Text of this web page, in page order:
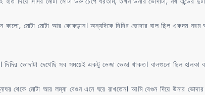
কালো, মোটা মোটা আর কোকড়ান। অন্যদিকে দিদির ভোদার বাল ছিল একদম
ভোদাটা দেখেছি সব সময়েই একটু ভেজা ভেজা থাকত। বালগুলো ছিল হালকা
থেকে মোটা আর লম্বা বেগুন এনে ঘরে রাখতেন। আমি বেগুন দিয়ে উনার